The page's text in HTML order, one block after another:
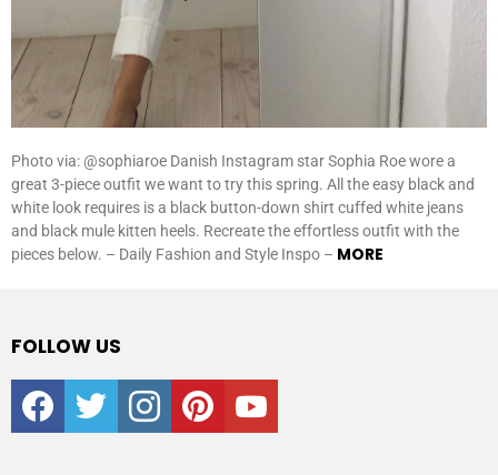
Photo via: @sophiaroe Danish Instagram star Sophia Roe wore a
great 3-piece outfit we want to try this spring. All the easy black and
white look requires is a black button-down shirt cuffed white jeans
and black mule kitten heels. Recreate the effortless outfit with the
pieces below. – Daily Fashion and Style Inspo – MORE
FOLLOW US
facebooktwitter instagrampinterestyoutube